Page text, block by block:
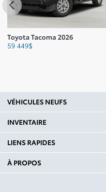
Bande de roulement arrière
mm : 1678
Bande de roulement arrière
Degrés d'angle d'approche :
19
Degrés d'angle de départ :
Poids à vide kg : 2086.53
Poids à vide en livres : 4600
Toyota Tacoma 2026
59 449$
VÉHICULES NEUFS
INVENTAIRE
LIENS RAPIDES
À PROPOS